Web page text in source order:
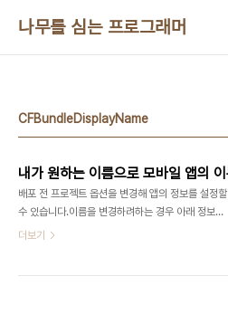
나무를 심는 프로그래머
CFBundleDisplayName
배포 전 프로젝트 옵션을 변경해 앱의 정보를 설정할
수 있습니다.이름을 변경하려하는 경우 아래 정보를
참고하세요.안드로이드Project > Option >
더보기